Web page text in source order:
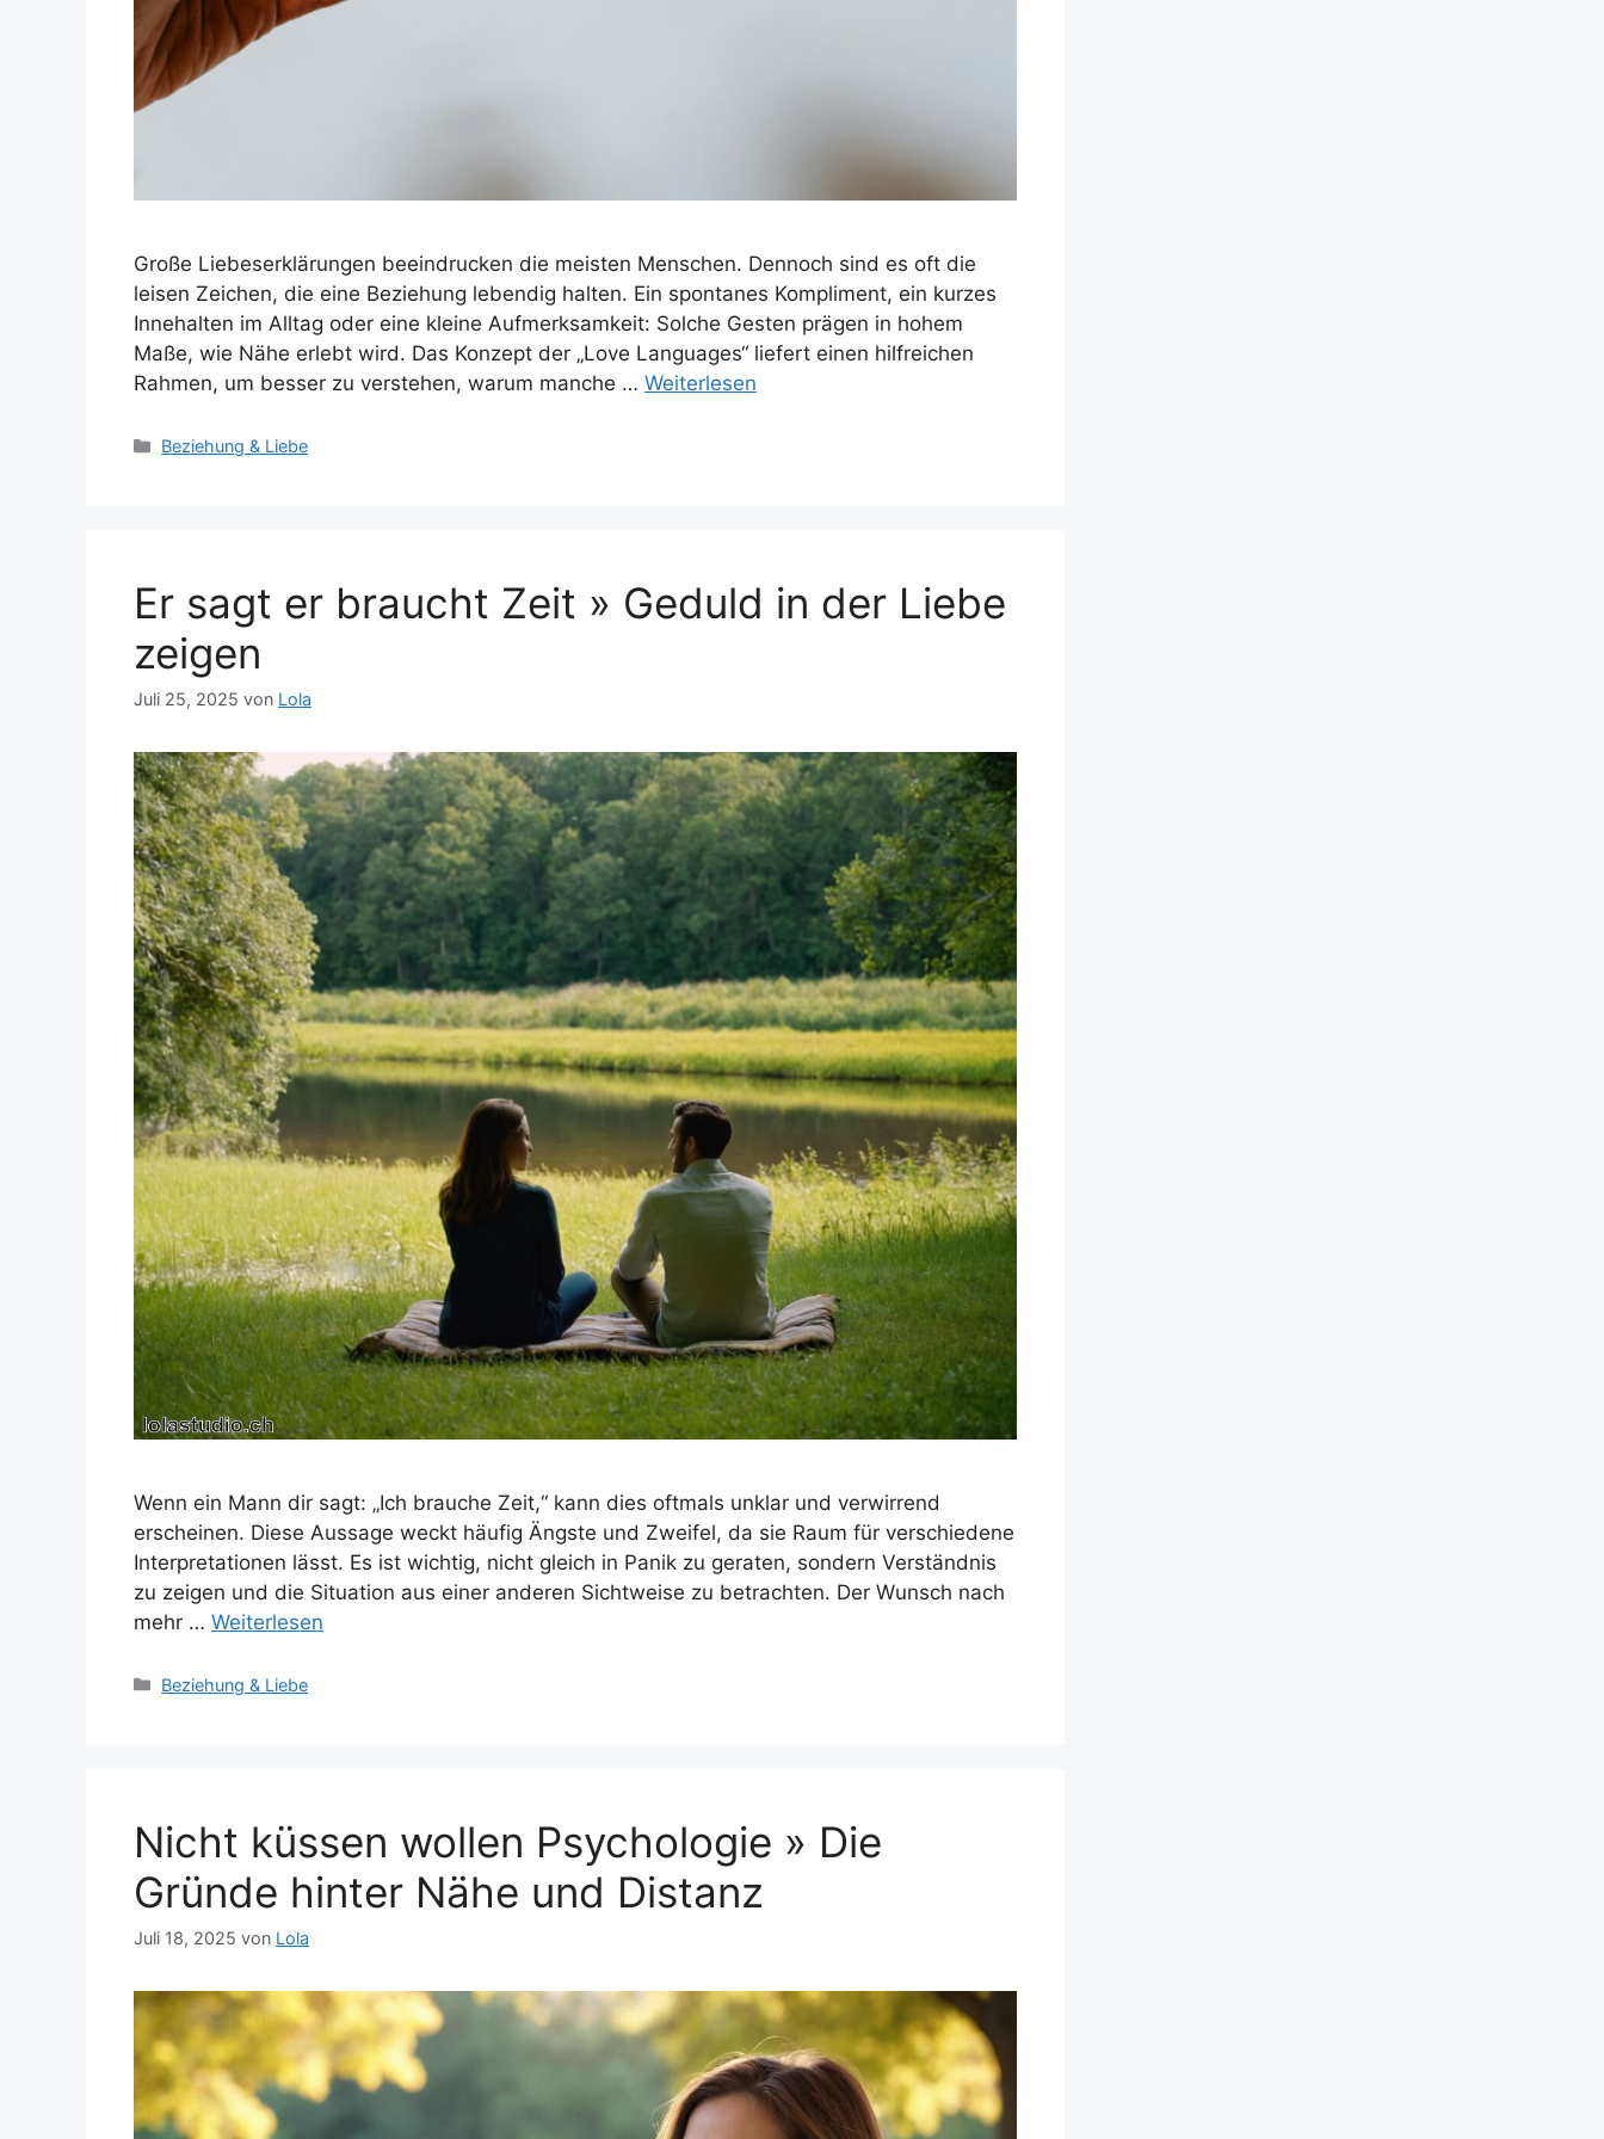
Große Liebeserklärungen beeindrucken die meisten Menschen. Dennoch sind es oft die
leisen Zeichen, die eine Beziehung lebendig halten. Ein spontanes Kompliment, ein kurzes
Innehalten im Alltag oder eine kleine Aufmerksamkeit: Solche Gesten prägen in hohem
Maße, wie Nähe erlebt wird. Das Konzept der „Love Languages“ liefert einen hilfreichen
Rahmen, um besser zu verstehen, warum manche … Weiterlesen
Kategorien
Beziehung & Liebe
Er sagt er braucht Zeit » Geduld in der Liebe
zeigen
Juli 25, 2025 von Lola
Wenn ein Mann dir sagt: „Ich brauche Zeit,“ kann dies oftmals unklar und verwirrend
erscheinen. Diese Aussage weckt häufig Ängste und Zweifel, da sie Raum für verschiedene
Interpretationen lässt. Es ist wichtig, nicht gleich in Panik zu geraten, sondern Verständnis
zu zeigen und die Situation aus einer anderen Sichtweise zu betrachten. Der Wunsch nach
mehr … Weiterlesen
Kategorien
Beziehung & Liebe
Nicht küssen wollen Psychologie » Die
Gründe hinter Nähe und Distanz
Juli 18, 2025 von Lola